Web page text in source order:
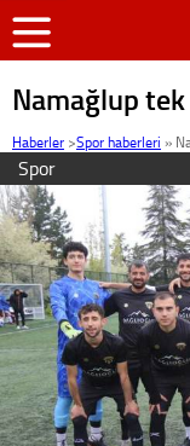
Namağlup
Haberler >Spor haberleri »
Spor